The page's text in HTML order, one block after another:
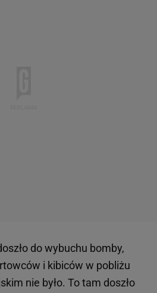
do wybuchu bomby,
i kibiców w pobliżu
nie było. To tam doszło